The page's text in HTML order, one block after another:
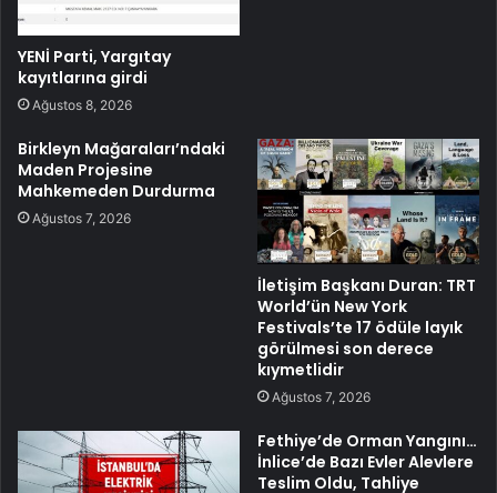
YENİ Parti, Yargıtay
kayıtlarına girdi
Ağustos 8, 2026
Birkleyn Mağaraları’ndaki
Maden Projesine
Mahkemeden Durdurma
Ağustos 7, 2026
İletişim Başkanı Duran: TRT
World’ün New York
Festivals’te 17 ödüle layık
görülmesi son derece
kıymetlidir
Ağustos 7, 2026
Fethiye’de Orman Yangını…
İnlice’de Bazı Evler Alevlere
Teslim Oldu, Tahliye